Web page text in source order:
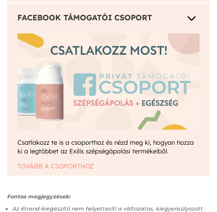
FACEBOOK TÁMOGATÓI CSOPORT 3
Csatlakozz te is a csoporthoz és nézd meg ki, hogyan hozza
ki a legtöbbet az Exilis szépségápolási termékeiből.
TOVÁBB A CSOPORTHOZ
Fontos megjegyzések:
Az étrend‑kiegészítő nem helyettesíti a változatos, kiegyensúlyozott